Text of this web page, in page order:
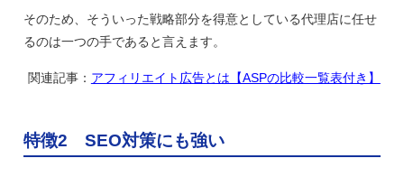
そのため、そういった戦略部分を得意としている代理店に任せ
るのは一つの手であると言えます。
関連記事： アフィリエイト広告とは【ASPの比較一覧表付き】
特徴2 SEO対策にも強い